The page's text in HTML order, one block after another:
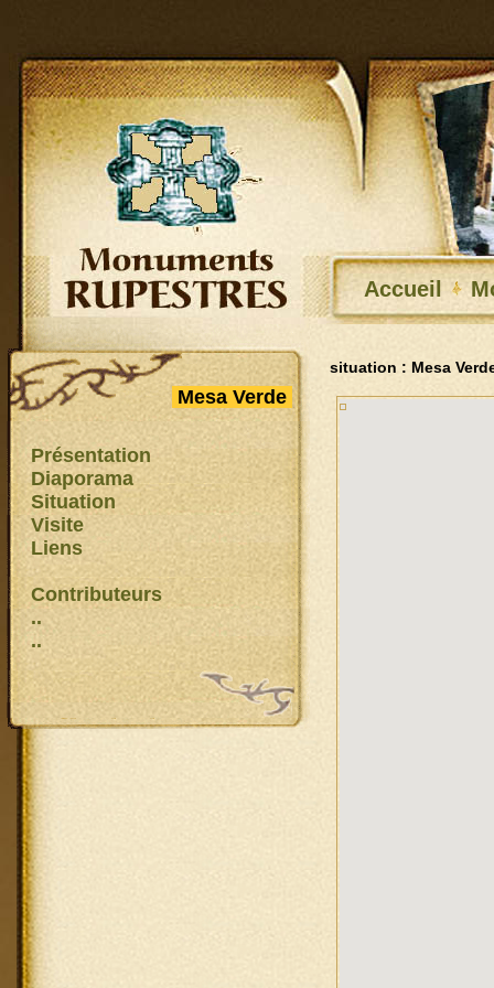
Accueil
Mesa Verde
Présentation
Diaporama
Situation
Visite
Liens
Contributeurs
..
..
situation : Mesa